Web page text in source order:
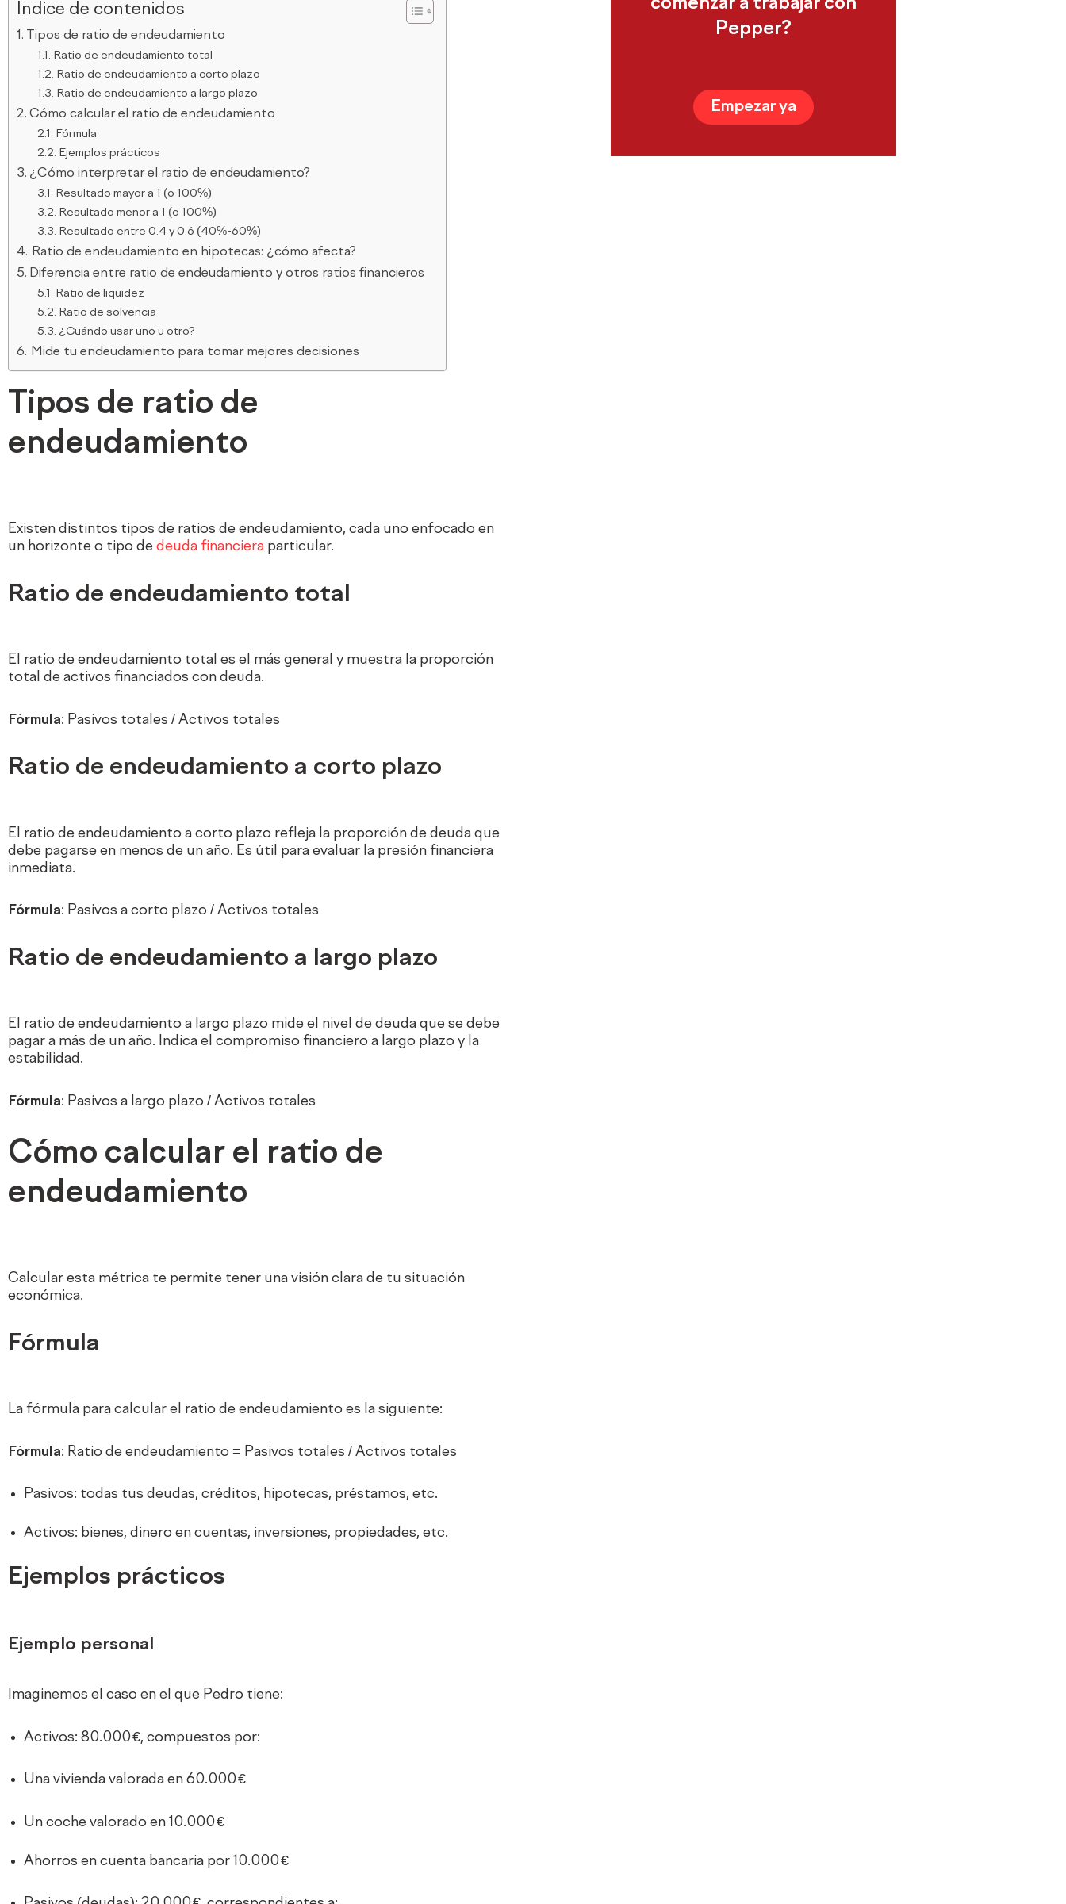
Índice de contenidos
Tipos de ratio de endeudamiento
Ratio de endeudamiento total
Ratio de endeudamiento a corto plazo
Ratio de endeudamiento a largo plazo
Cómo calcular el ratio de endeudamiento
Fórmula
Ejemplos prácticos
¿Cómo interpretar el ratio de endeudamiento?
Resultado mayor a 1 (o 100%)
Resultado menor a 1 (o 100%)
Resultado entre 0.4 y 0.6 (40%-60%)
Ratio de endeudamiento en hipotecas: ¿cómo afecta?
Diferencia entre ratio de endeudamiento y otros ratios financieros
Ratio de liquidez
Ratio de solvencia
¿Cuándo usar uno u otro?
Mide tu endeudamiento para tomar mejores decisiones
Tipos de ratio de
endeudamiento
Existen distintos tipos de ratios de endeudamiento, cada uno enfocado en
un horizonte o tipo de deuda financiera particular.
Ratio de endeudamiento total
El ratio de endeudamiento total es el más general y muestra la proporción
total de activos financiados con deuda.
Fórmula: Pasivos totales / Activos totales
Ratio de endeudamiento a corto plazo
El ratio de endeudamiento a corto plazo refleja la proporción de deuda que
debe pagarse en menos de un año. Es útil para evaluar la presión financiera
inmediata.
Fórmula: Pasivos a corto plazo / Activos totales
Ratio de endeudamiento a largo plazo
El ratio de endeudamiento a largo plazo mide el nivel de deuda que se debe
pagar a más de un año. Indica el compromiso financiero a largo plazo y la
estabilidad.
Fórmula: Pasivos a largo plazo / Activos totales
Cómo calcular el ratio de
endeudamiento
Calcular esta métrica te permite tener una visión clara de tu situación
económica.
Fórmula
La fórmula para calcular el ratio de endeudamiento es la siguiente:
Fórmula: Ratio de endeudamiento = Pasivos totales / Activos totales
Pasivos: todas tus deudas, créditos, hipotecas, préstamos, etc.
Activos: bienes, dinero en cuentas, inversiones, propiedades, etc.
Ejemplos prácticos
Ejemplo personal
Imaginemos el caso en el que Pedro tiene:
Activos: 80.000 €, compuestos por:
Una vivienda valorada en 60.000 €
Un coche valorado en 10.000 €
Ahorros en cuenta bancaria por 10.000 €
comenzar a trabajar con
Pepper?
Empezar ya